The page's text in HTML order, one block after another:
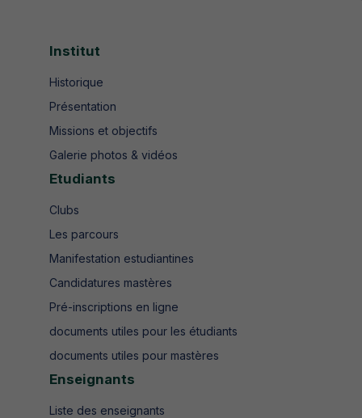
Institut
Historique
Présentation
Missions et objectifs
Galerie photos & vidéos
Etudiants
Clubs
Les parcours
Manifestation estudiantines
Candidatures mastères
Pré-inscriptions en ligne
documents utiles pour les étudiants
documents utiles pour mastères
Enseignants
Liste des enseignants